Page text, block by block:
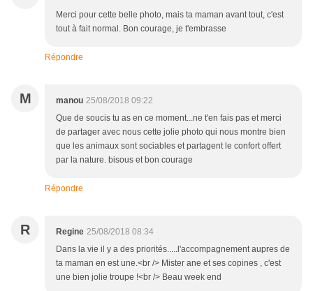
Merci pour cette belle photo, mais ta maman avant tout, c'est
tout à fait normal. Bon courage, je t'embrasse
Répondre
M manou 25/08/2018 09:22
Que de soucis tu as en ce moment...ne t'en fais pas et merci
de partager avec nous cette jolie photo qui nous montre bien
que les animaux sont sociables et partagent le confort offert
par la nature. bisous et bon courage
Répondre
R Regine 25/08/2018 08:34
Dans la vie il y a des priorités.....l'accompagnement aupres de
ta maman en est une.<br /> Mister ane et ses copines , c'est
une bien jolie troupe !<br /> Beau week end